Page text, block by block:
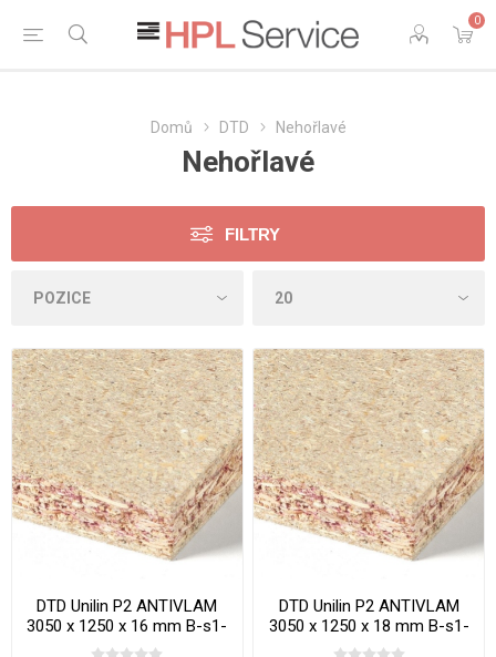
0
Domů DTD Nehořlavé
Nehořlavé
FILTRY
DTD Unilin P2 ANTIVLAM
3050 x 1250 x 16 mm B-s1-
d0
DTD Unilin P2 ANTIVLAM
3050 x 1250 x 18 mm B-s1-
d0